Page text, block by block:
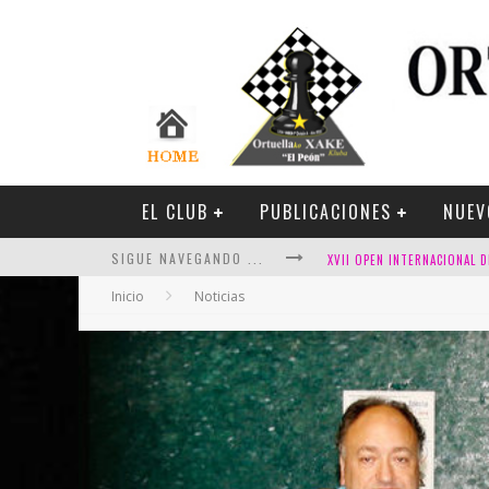
EL CLUB PUBLICACIONES
SIGUE NAVEGANDO ...
FESTIVAL DE AJEDREZ DE
Inicio Noticias